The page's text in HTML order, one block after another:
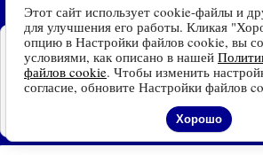
Установите наш сайт на
Ваше устройство
Доступно для устройств
на платформе Android
Установить
Люстры, светильники и другие
дома и улицы с доставкойпо всей
защищены.
Информация о технических характеристиках,
виде и цвете товаровносит
и основывается на последних
сведениях
Этот сайт использует cookie-файлы и
для улучшения его работы. Кликая
опцию в Настройки файлов cookie, вы
условиями, как описано в нашей
файлов cookie. Чтобы изменить
согласие, обновите Настройки файлов
Хорошо